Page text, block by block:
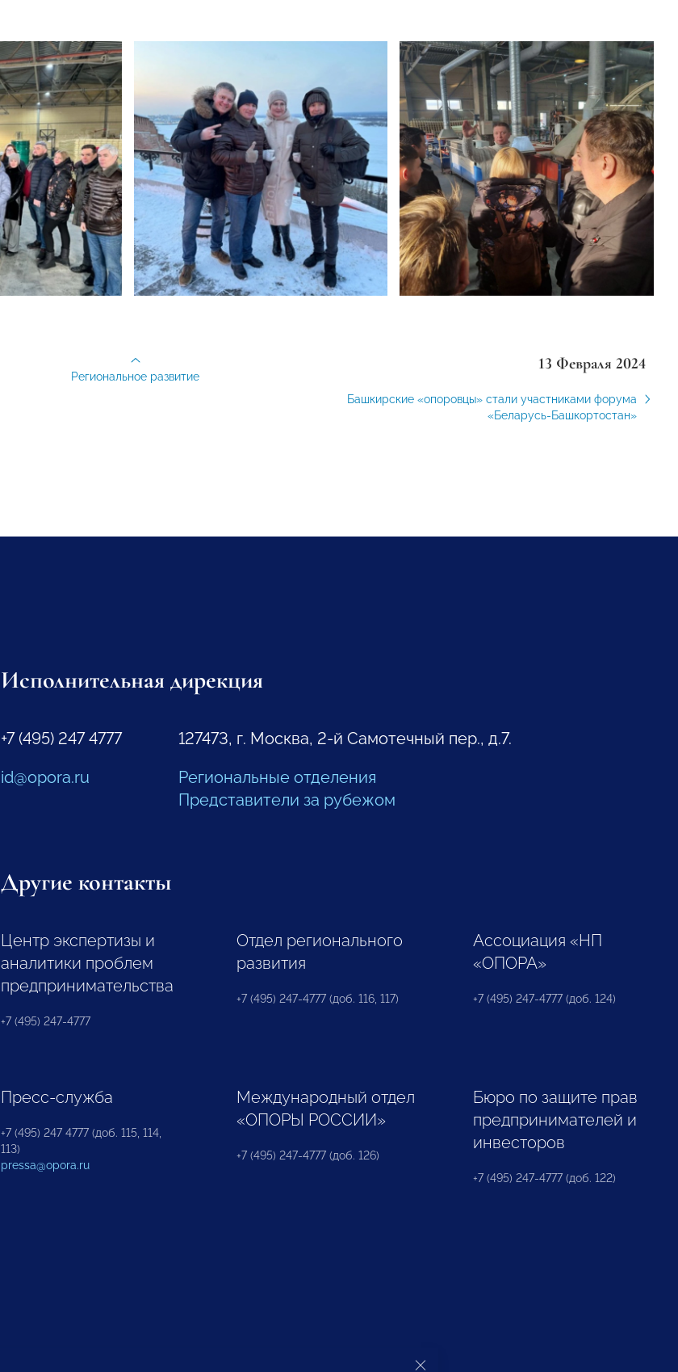
13 Февраля 2024
Башкирские «опоровцы» стали участниками форума
«Беларусь-Башкортостан»
Региональное развитие
Исполнительная дирекция
+7 (495) 247 4777
id@opora.ru
127473, г. Москва, 2-й Самотечный пер., д.7.
Региональные отделения
Представители за рубежом
Другие контакты
Центр экспертизы и
аналитики проблем
предпринимательства
+7 (495) 247-4777
Отдел регионального
развития
+7 (495) 247-4777 (доб. 116, 117)
Ассоциация «НП
«ОПОРА»
+7 (495) 247-4777 (доб. 124)
Пресс-служба
+7 (495) 247 4777 (доб. 115, 114,
113)
pressa@opora.ru
Международный отдел
«ОПОРЫ РОССИИ»
+7 (495) 247-4777 (доб. 126)
Бюро по защите прав
предпринимателей и
инвесторов
+7 (495) 247-4777 (доб. 122)